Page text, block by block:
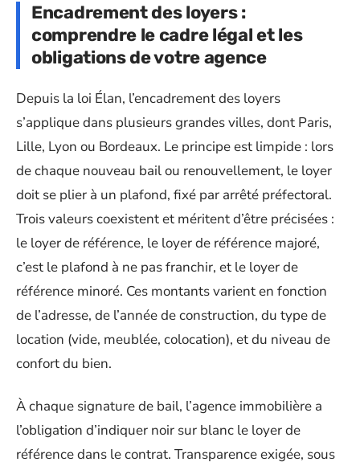
Encadrement des loyers :
comprendre le cadre légal et les
obligations de votre agence
Depuis la loi Élan, l’encadrement des loyers
s’applique dans plusieurs grandes villes, dont Paris,
Lille, Lyon ou Bordeaux. Le principe est limpide : lors
de chaque nouveau bail ou renouvellement, le loyer
doit se plier à un plafond, fixé par arrêté préfectoral.
Trois valeurs coexistent et méritent d’être précisées :
le loyer de référence, le loyer de référence majoré,
c’est le plafond à ne pas franchir, et le loyer de
référence minoré. Ces montants varient en fonction
de l’adresse, de l’année de construction, du type de
location (vide, meublée, colocation), et du niveau de
confort du bien.
À chaque signature de bail, l’agence immobilière a
l’obligation d’indiquer noir sur blanc le loyer de
référence dans le contrat. Transparence exigée, sous